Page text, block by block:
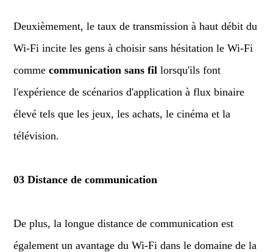
Deuxièmement, le taux de transmission à haut débit du
Wi-Fi incite les gens à choisir sans hésitation le Wi-Fi
commecommunication sans fil lorsqu'ils font
l'expérience de scénarios d'application à flux binaire
élevé tels que les jeux, les achats, le cinéma et la
télévision.
03 Distance de communication
De plus, la longue distance de communication est
également un avantage du Wi-Fi dans le domaine de la